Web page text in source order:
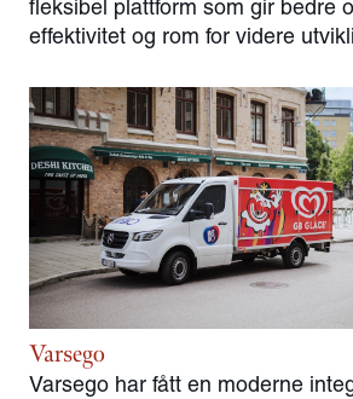
fleksibel plattform som gir bedre
effektivitet og rom for videre
Varsego
Varsego har fått en moderne